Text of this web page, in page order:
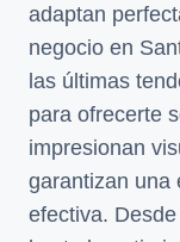
adaptan
negocio en
las últimas
para ofrecerte
impresionan
garantizan una
efectiva.